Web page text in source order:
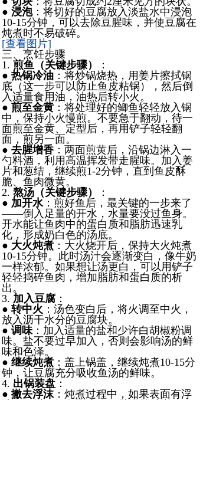
● 浸泡：将切好的豆腐放入淡盐水中浸泡
10-15分钟，可以去除豆腥味，并使豆腐在
炖煮时不易破碎。
[查看图片]
三、烹饪步骤
1. 煎鱼（关键步骤）
：
● 热锅冷油 ：将炒锅烧热，用姜片擦拭锅
底（这一步可以防止鱼皮粘锅），然后倒
入适量食用油，油热后转小火。
● 煎至金黄 ：将处理好的鲫鱼轻轻放入锅
中，保持小火慢煎。不要急于翻动，待一
面煎至金黄、定型后，再用铲子轻轻翻
面，煎另一面。
● 去腥增香 ：两面煎黄后，沿锅边淋入一
勺料酒，利用高温挥发带走腥味。加入姜
片和葱结，继续煎1-2分钟，直到鱼皮酥
脆、鱼肉微黄。
2. 熬汤（关键步骤）
：
● 加开水：煎好鱼后，最关键的一步来了
——倒入足量的开水，水量要没过鱼身。
开水能让鱼肉中的蛋白质和脂肪迅速乳
化，形成奶白色的汤底。
● 大火炖煮 ：大火烧开后，保持大火炖煮
10-15分钟。此时汤汁会逐渐变白，像牛奶
一样浓郁。如果想让汤更白，可以用铲子
轻轻捣碎鱼肉，增加脂肪和蛋白质的析
出。
3. 加入豆腐 ：
● 转中火 ：汤色变白后，将火调至中火，
放入沥干水分的豆腐块。
● 调味：加入适量的盐和少许白胡椒粉调
味。盐不要过早加入，否则会影响汤的鲜
味和色泽。
● 继续炖煮 ：盖上锅盖，继续炖煮10-15分
钟，让豆腐充分吸收鱼汤的鲜味。
4. 出锅装盘 ：
● 撇去浮沫：炖煮过程中，如果表面有浮